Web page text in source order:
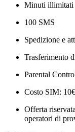
Minuti illimitati
100 SMS
Spedizione e
Trasferimento
Parental
Costo SIM: 10€
Offerta
operatori di